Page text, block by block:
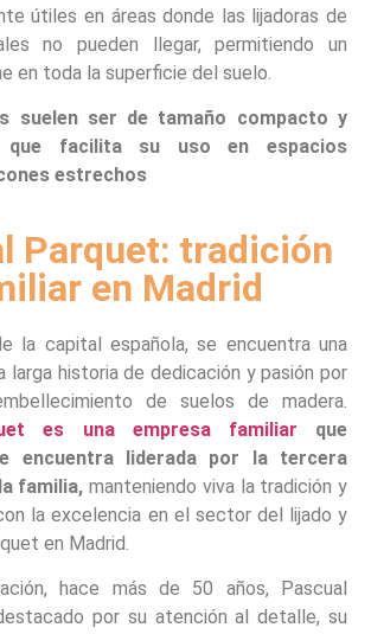
útiles en áreas donde las lijadoras de
no pueden llegar, permitiendo un
en toda la superficie del suelo.
suelen ser de tamaño compacto y
que facilita su uso en espacios
estrechos
Parquet: tradición
en Madrid
la capital española, se encuentra una
larga historia de dedicación y pasión por
de suelos de madera.
es una empresa familiar que
encuentra liderada por la tercera
familia, manteniendo viva la tradición y
la excelencia en el sector del lijado y
en Madrid.
hace más de 50 años, Pascual
por su atención al detalle, su